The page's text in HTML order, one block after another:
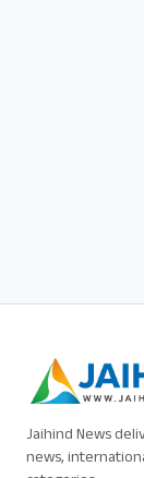
Jaihind News
news,